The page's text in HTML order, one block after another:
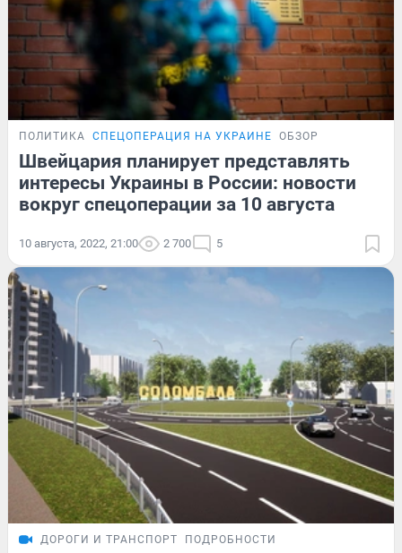
ПОЛИТИКА СПЕЦОПЕРАЦИЯ НА УКРАИНЕ ОБЗОР
Швейцария планирует представлять
интересы Украины в России: новости
вокруг спецоперации за 10 августа
10 августа, 2022, 21:00 2 700 5
ДОРОГИ И ТРАНСПОРТ ПОДРОБНОСТИ